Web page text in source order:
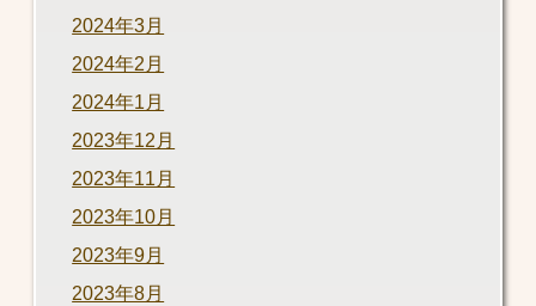
2024年3月
2024年2月
2024年1月
2023年12月
2023年11月
2023年10月
2023年9月
2023年8月